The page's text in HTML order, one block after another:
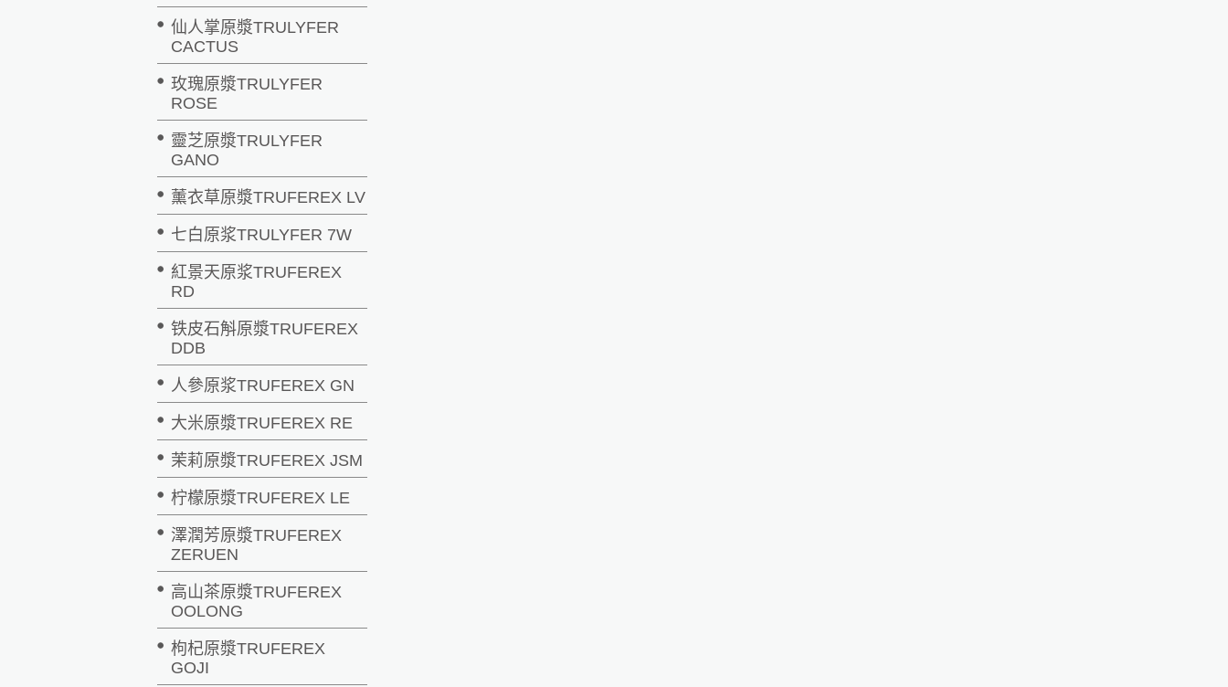
仙人掌原漿TRULYFER
CACTUS
玫瑰原漿TRULYFER
ROSE
靈芝原漿TRULYFER
GANO
薰衣草原漿TRUFEREX LV
七白原浆TRULYFER 7W
紅景天原浆TRUFEREX
RD
铁皮石斛原漿TRUFEREX
DDB
人參原浆TRUFEREX GN
大米原漿TRUFEREX RE
茉莉原漿TRUFEREX JSM
柠檬原漿TRUFEREX LE
澤潤芳原漿TRUFEREX
ZERUEN
高山茶原漿TRUFEREX
OOLONG
枸杞原漿TRUFEREX
GOJI